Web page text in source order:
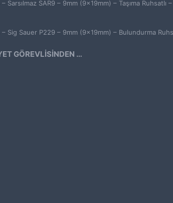
EMEKLİ EMNİYET GÖREVLİSİNDEN ATMACA 53 KLASİK14